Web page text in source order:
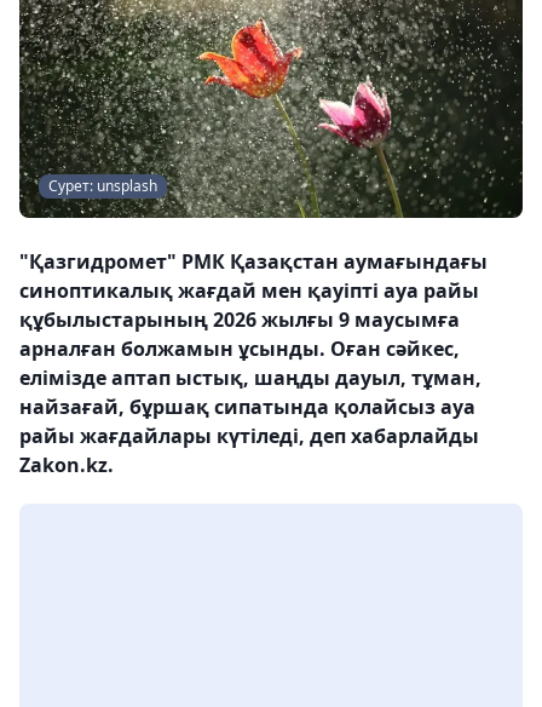
Сурет: unsplash
"Қазгидромет" РМК Қазақстан аумағындағы
синоптикалық жағдай мен қауіпті ауа райы
құбылыстарының 2026 жылғы 9 маусымға
арналған болжамын ұсынды. Оған сәйкес,
елімізде аптап ыстық, шаңды дауыл, тұман,
найзағай, бұршақ сипатында қолайсыз ауа
райы жағдайлары күтіледі, деп хабарлайды
Zakon.kz.